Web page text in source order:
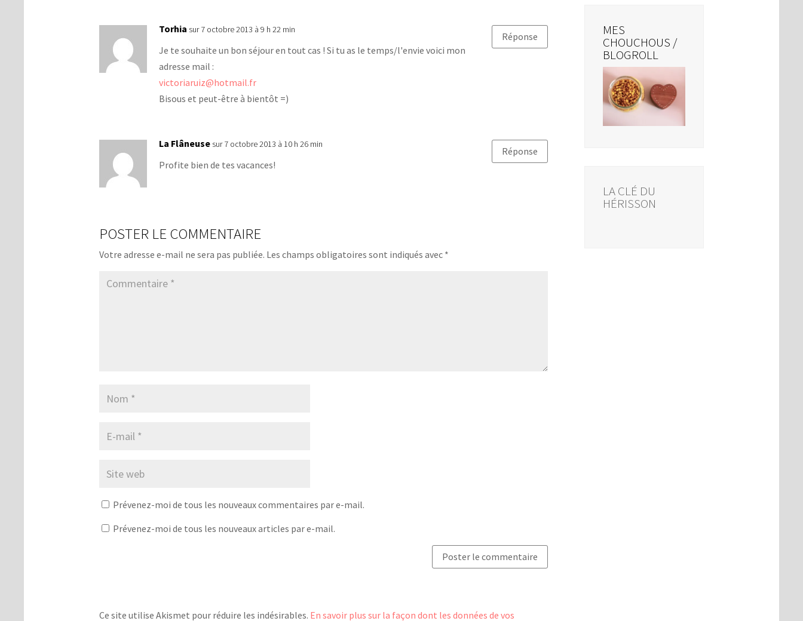
Torhia sur 7 octobre 2013 à 9 h 22 min
Je te souhaite un bon séjour en tout cas ! Si tu as le temps/l'envie voici mon
adresse mail :
victoriaruiz@hotmail.fr
Bisous et peut-être à bientôt =)
Réponse
La Flâneuse sur 7 octobre 2013 à 10 h 26 min
Profite bien de tes vacances!
Réponse
POSTER LE COMMENTAIRE
Votre adresse e-mail ne sera pas publiée. Les champs obligatoires sont indiqués avec *
Prévenez-moi de tous les nouveaux commentaires par e-mail.
Prévenez-moi de tous les nouveaux articles par e-mail.
Ce site utilise Akismet pour réduire les indésirables. En savoir plus sur la façon dont les données de vos
MES
CHOUCHOUS /
BLOGROLL
LA CLÉ DU
HÉRISSON